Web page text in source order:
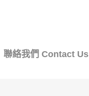
聯絡我們 Contact Us